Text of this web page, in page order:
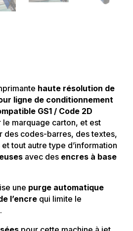
haute résolution de
ligne de conditionnement
GS1 / Code 2D
le marquage carton, et est
des codes-barres, des textes,
tout autre type d’information
avec des encres à base
une purge automatique
l’encre qui limite le